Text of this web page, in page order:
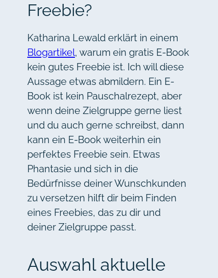
Freebie?
Katharina Lewald erklärt in einem
Blogartikel, warum ein gratis E-Book
kein gutes Freebie ist. Ich will diese
Aussage etwas abmildern. Ein E-
Book ist kein Pauschalrezept, aber
wenn deine Zielgruppe gerne liest
und du auch gerne schreibst, dann
kann ein E-Book weiterhin ein
perfektes Freebie sein. Etwas
Phantasie und sich in die
Bedürfnisse deiner Wunschkunden
zu versetzen hilft dir beim Finden
eines Freebies, das zu dir und
deiner Zielgruppe passt.
Auswahl aktuelle